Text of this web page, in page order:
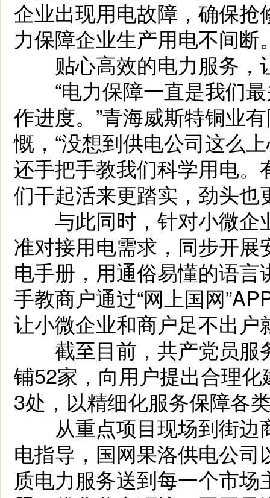
企业出现用电故障，确保
力保障企业生产用电不间断
贴心高效的电力服务，
“电力保障一直是我们最
作进度。”青海威斯特铜业
慨，“没想到供电公司这么
还手把手教我们科学用电
们干起活来更踏实，劲头也
与此同时，针对小微企
准对接用电需求，同步开
电手册，用通俗易懂的语
手教商户通过“网上国网
让小微企业和商户足不出
截至目前，共产党员服
铺52家，向用户提出合理
3处，以精细化服务保障各
从重点项目现场到街边
电指导，国网果洛供电公司
质电力服务送到每一个市